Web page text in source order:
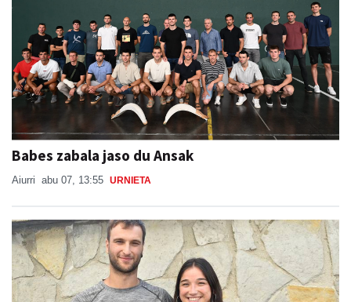
Babes zabala jaso du Ansak
Aiurri abu 07, 13:55 URNIETA